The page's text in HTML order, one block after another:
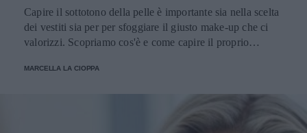
Capire il sottotono della pelle è importante sia nella scelta
dei vestiti sia per per sfoggiare il giusto make-up che ci
valorizzi. Scopriamo cos'è e come capire il proprio
MARCELLA LA CIOPPA